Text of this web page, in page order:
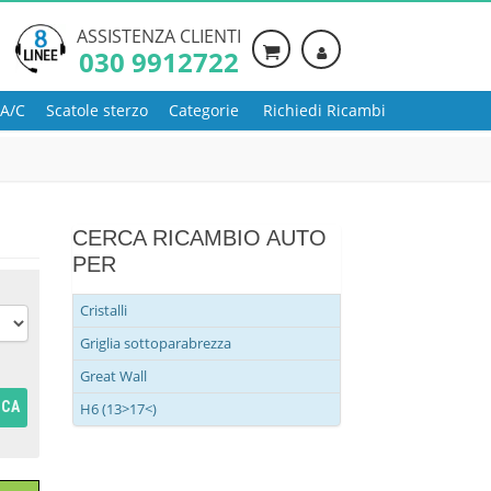
ASSISTENZA CLIENTI
030 9912722
C Scatole sterzo Categorie Richiedi Ricambi
CERCA RICAMBIO AUTO
PER
Cristalli
Griglia sottoparabrezza
Great Wall
H6 (13>17<)